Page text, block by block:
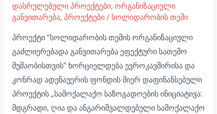
დასრულებული პროექტები, ორგანიზაციული
განვითარება, პროექტები/ სოლიდარობის თემი
პროექტი “სოლიდარობის თემის ორგანიზაციული
გაძლიერებადა განვითარება ეფექტური სათემო
მუშაობისთვის” ხორციელდება ევროკავშირისა და
კონრად ადენაუერის ფონდის მიერ დაფინანსებული
პროექტის „სამოქალაქო საზოგადოების ინიციატივა:
მდგრადი, ღია და ანგარიშვალდებული სამოქალაქო